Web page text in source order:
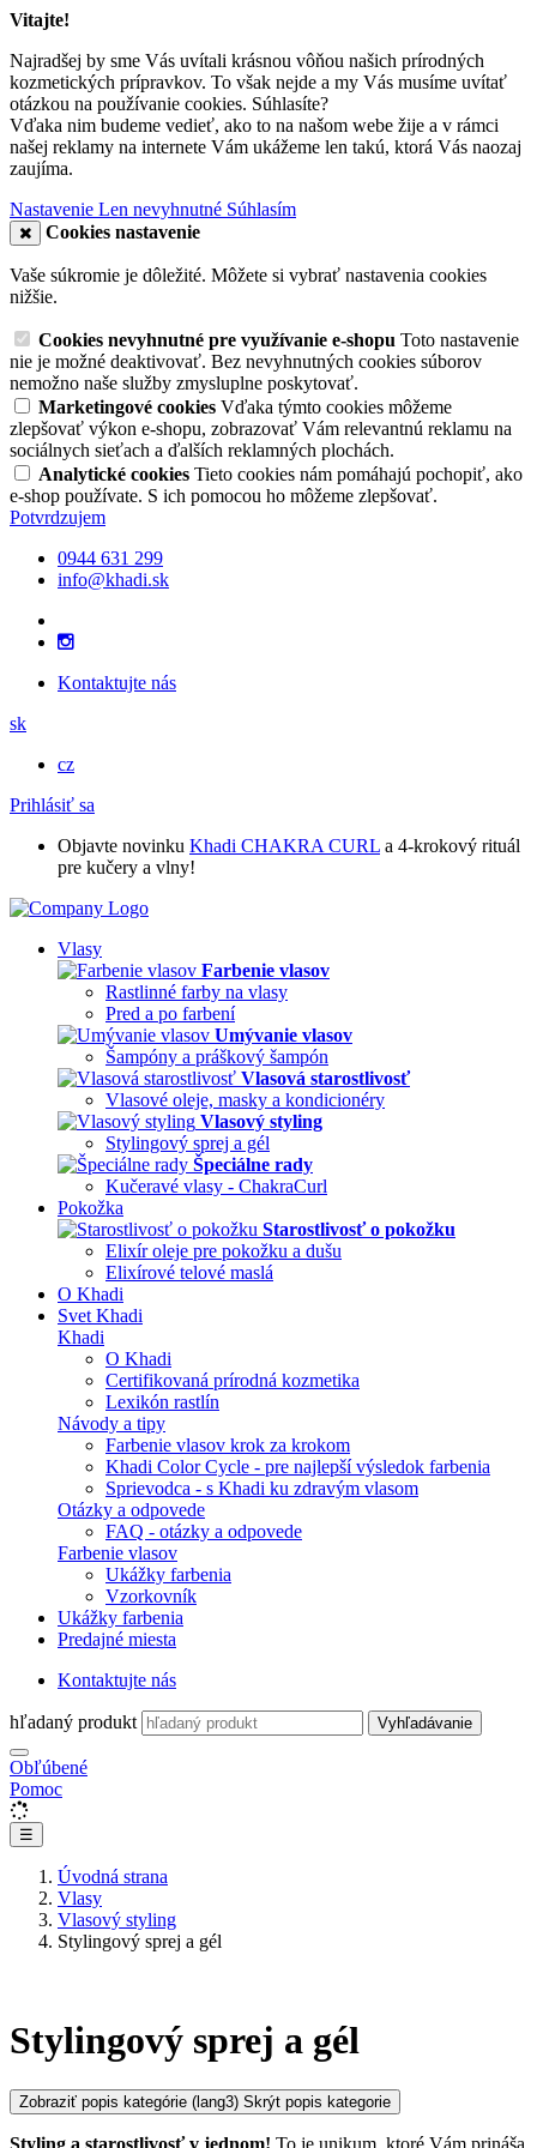
Vitajte!
Najradšej by sme Vás uvítali krásnou vôňou našich prírodných
kozmetických prípravkov. To však nejde a my Vás musíme uvítať
otázkou na používanie cookies. Súhlasíte?
Vďaka nim budeme vedieť, ako to na našom webe žije a v rámci
našej reklamy na internete Vám ukážeme len takú, ktorá Vás naozaj
zaujíma.
Nastavenie Len nevyhnutné Súhlasím
Cookies nastavenie
Vaše súkromie je dôležité. Môžete si vybrať nastavenia cookies
nižšie.
Cookies nevyhnutné pre využívanie e-shopu Toto nastavenie
nie je možné deaktivovať. Bez nevyhnutných cookies súborov
nemožno naše služby zmysluplne poskytovať.
Marketingové cookies Vďaka týmto cookies môžeme
zlepšovať výkon e-shopu, zobrazovať Vám relevantnú reklamu na
sociálnych sieťach a ďalších reklamných plochách.
Analytické cookies Tieto cookies nám pomáhajú pochopiť, ako
e-shop používate. S ich pomocou ho môžeme zlepšovať.
Potvrdzujem
0944 631 299
info@khadi.sk
Kontaktujte nás
sk
cz
Prihlásiť sa
Objavte novinku Khadi CHAKRA CURL a 4-krokový rituál
pre kučery a vlny!
Vlasy
Farbenie vlasov
Rastlinné farby na vlasy
Pred a po farbení
Umývanie vlasov
Šampóny a práškový šampón
Vlasová starostlivosť
Vlasové oleje, masky a kondicionéry
Vlasový styling
Stylingový sprej a gél
Špeciálne rady
Kučeravé vlasy - ChakraCurl
Pokožka
Starostlivosť o pokožku
Elixír oleje pre pokožku a dušu
Elixírové telové maslá
O Khadi
Svet Khadi
Khadi
O Khadi
Certifikovaná prírodná kozmetika
Lexikón rastlín
Návody a tipy
Farbenie vlasov krok za krokom
Khadi Color Cycle - pre najlepší výsledok farbenia
Sprievodca - s Khadi ku zdravým vlasom
Otázky a odpovede
FAQ - otázky a odpovede
Farbenie vlasov
Ukážky farbenia
Vzorkovník
Ukážky farbenia
Predajné miesta
Kontaktujte nás
hľadaný produkt Vyhľadávanie
Obľúbené
Pomoc
☰
Úvodná strana
Vlasy
Vlasový styling
Stylingový sprej a gél
Stylingový sprej a gél
Zobraziť popis kategórie (lang3) Skrýt popis kategorie
Styling a starostlivosť v jednom! To je unikum, ktoré Vám prináša